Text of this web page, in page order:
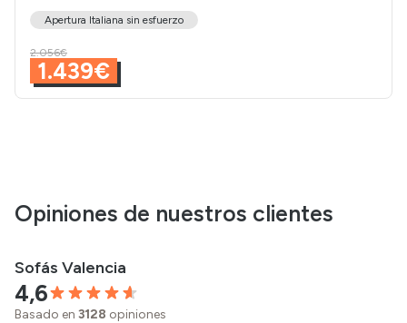
Apertura Italiana sin esfuerzo
2.056€
1.439€
Opiniones de nuestros clientes
Sofás Valencia
4,6
Basado en 3128 opiniones